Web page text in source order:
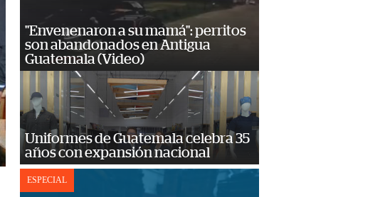
"Envenenaron a su mamá": perritos
son abandonados en Antigua
Guatemala (Video)
Uniformes de Guatemala celebra 35
años con expansión nacional
ESPECIAL